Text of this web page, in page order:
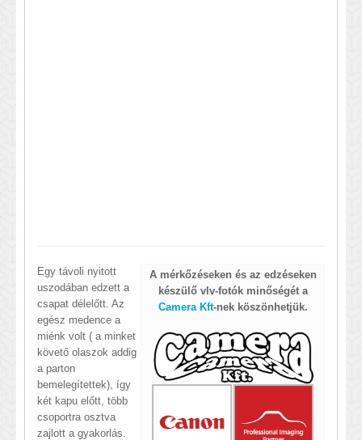
A mérkőzéseken és az edzéseken
készülő vlv-fotók minőségét a
Camera Kft-nek köszönhetjük.
Egy távoli nyitott
uszodában edzett a
csapat délelőtt. Az
egész medence a
miénk volt ( a minket
követő olaszok addig
a parton
bemelegítettek), így
két kapu előtt, több
csoportra osztva
zajlott a gyakorlás.